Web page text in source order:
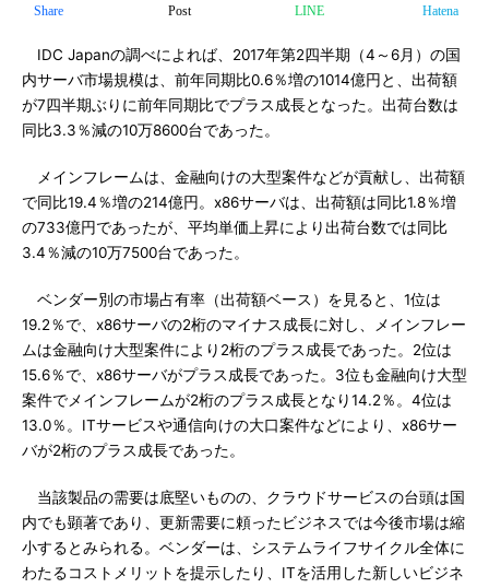
Share Post LINE Hatena
IDC Japanの調べによれば、2017年第2四半期（4～6月）の国
内サーバ市場規模は、前年同期比0.6％増の1014億円と、出荷額
が7四半期ぶりに前年同期比でプラス成長となった。出荷台数は
同比3.3％減の10万8600台であった。
メインフレームは、金融向けの大型案件などが貢献し、出荷額
で同比19.4％増の214億円。x86サーバは、出荷額は同比1.8％増
の733億円であったが、平均単価上昇により出荷台数では同比
3.4％減の10万7500台であった。
ベンダー別の市場占有率（出荷額ベース）を見ると、1位は
19.2％で、x86サーバの2桁のマイナス成長に対し、メインフレー
ムは金融向け大型案件により2桁のプラス成長であった。2位は
15.6％で、x86サーバがプラス成長であった。3位も金融向け大型
案件でメインフレームが2桁のプラス成長となり14.2％。4位は
13.0％。ITサービスや通信向けの大口案件などにより、x86サー
バが2桁のプラス成長であった。
当該製品の需要は底堅いものの、クラウドサービスの台頭は国
内でも顕著であり、更新需要に頼ったビジネスでは今後市場は縮
小するとみられる。ベンダーは、システムライフサイクル全体に
わたるコストメリットを提示したり、ITを活用した新しいビジネ